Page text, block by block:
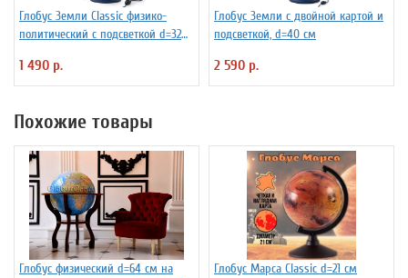
Глобус Земли Classic физико-
политический с подсветкой d=32
1 490 р.
Глобус Земли с двойной картой и
подсветкой, d=40 см
2 590 р.
Похожие товары
Глобус физический d=64 см на
Глобус Марса Classic d=21 см